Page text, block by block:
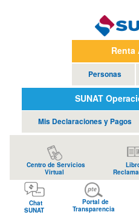
Renta
Personas
SUNAT
Mis Declaraciones y Pagos
Centro de Servicios
Virtual
Chat
SUNAT
Portal de
Transparencia